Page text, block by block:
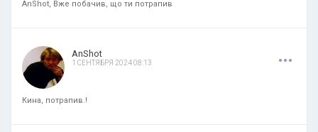
AnShot, Вже побачив, що ти потрапив
AnShot
1 СЕНТЯБРЯ 2024 08:13 ...
Кина, потрапив.!